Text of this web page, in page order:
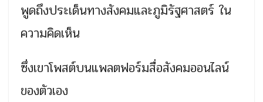
พูดถึงประเด็นทางสังคมและภูมิรัฐศาสตร์ ใน
ความคิดเห็น
ซึ่งเขาโพสต์บนแพลตฟอร์มสื่อสังคมออนไลน์
ของตัวเอง